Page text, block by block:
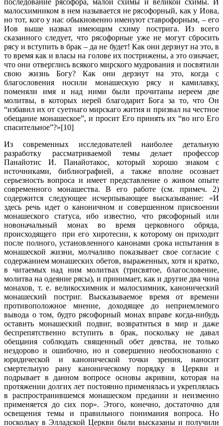
малосхимником в нем называется не рясофорный, как у Иова,
но тот, кого у нас обыкновенно именуют ставрофорным, – его
Иов выше назвал имеющим схиму пострига. Из всего
сказанного следует, что рясофорные уже не могут сбросить
рясу и вступить в брак – да не будет! Как они дерзнут на это, в
то время как и власы на голове их пострижены, а это означает,
что они отверглись всякого мирского мудрования и посвятили
свою жизнь Богу? Как они дерзнут на это, когда с
благословения носили монашескую рясу и камилавку,
поменяли имя и над ними были прочитаны иереем две
молитвы, в которых иерей благодарит Бога за то, что Он
“избавил их от суетнаго мирскаго жития и призвал на честное
обещание монашеское”, и просит Его принять их “во иго Его
спасительное”?»[10]
Из современных исследователей наиболее детальную
разработку рассматриваемой темы делает профессор
Панайотис И. Панайотакос, который хорошо знаком с
источниками, библиографией, а также вполне осознает
серьезность вопроса и имеет представление о живом опыте
современного монашества. В его работе (см. примеч. 2)
содержится следующее исчерпывающее высказывание: «И
здесь речь идет о каноничном и совершенном присвоении
монашеского статуса, ибо известно, что рясофорный или
новоначальный монах во время церковного обряда,
происходящего при его хиротесии, к которому он приходит
после полного, установленного канонами срока испытания в
монашеской жизни, молчаливо показывает свое согласие с
содержанием монашеских обетов, выраженных, хотя и кратко,
в читаемых над ним молитвах (трисвятое, благословение,
молитва на одеяние рясы), и принимает, как и другие два чина
монахов, т. е. великосхимник и малосхимник, канонический
монашеский постриг. Высказываемое время от времени
противоположное мнение, доходящее до неприемлемого
вывода о том, будто рясофорный монах вправе когда-нибудь
оставить монашеский подвиг, возвратиться в мир и даже
беспрепятственно вступить в брак, поскольку не давал
обещания соблюдать священный обет девства, не только
нездорово и ошибочно, но и совершенно необоснованно с
юридической и канонической точки зрения, наносит
смертельную рану каноническому порядку в Церкви и
подрывает в данном вопросе основы акривии, которая на
протяжении долгих лет постоянно применялась и укреплялась
в распространившемся монашеском предании и неизменно
применяется до сих пор». Этого, конечно, достаточно для
освещения темы и правильного понимания вопроса. Но
поскольку в Элладской Церкви были высказаны и получили